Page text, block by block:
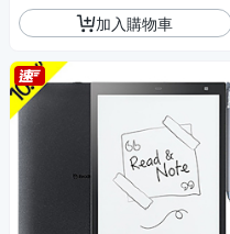
加入購物車